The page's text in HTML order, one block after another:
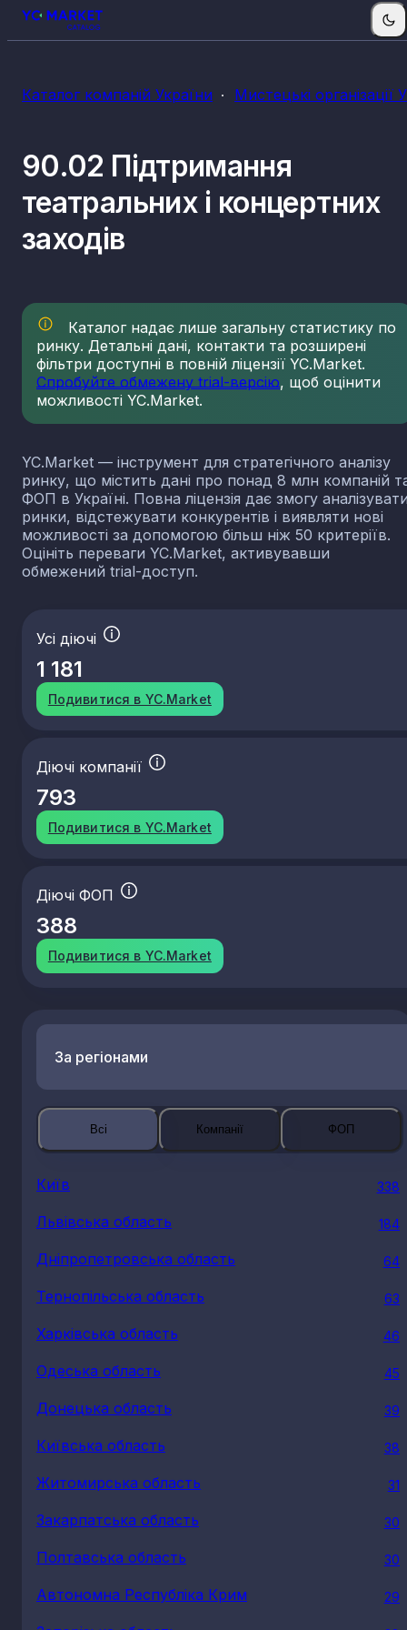
Каталог компаній України Мистецькі організації
90.02 Підтримання
театральних і концертних
заходів
Каталог надає лише загальну статистику по
ринку. Детальні дані, контакти та розширені
фільтри доступні в повній ліцензії YC.Market.
Спробуйте обмежену trial-версію, щоб оцінити
можливості YC.Market.
YC.Market — інструмент для стратегічного аналізу
ринку, що містить дані про понад 8 млн компаній
ФОП в Україні. Повна ліцензія дає змогу
ринки, відстежувати конкурентів і виявляти нові
можливості за допомогою більш ніж 50 критеріїв.
Оцініть переваги YC.Market, активувавши
обмежений trial-доступ.
Усі діючі
1 181
Подивитися в YC.Market
Діючі компанії
793
Подивитися в YC.Market
Діючі ФОП
388
Подивитися в YC.Market
За регіонами
Всі Компанії ФОП
Київ 338
Львівська область 184
Дніпропетровська область 64
Тернопільська область 63
Харківська область 46
Одеська область 45
Донецька область 39
Київська область 38
Житомирська область 31
Закарпатська область 30
Полтавська область 30
Автономна Республіка Крим 29